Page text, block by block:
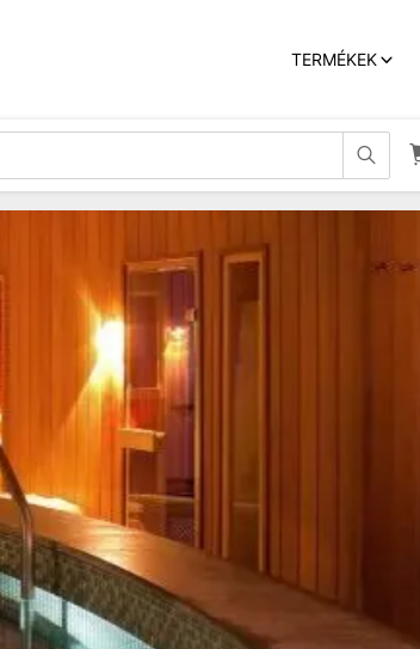
TERMÉKEK 
